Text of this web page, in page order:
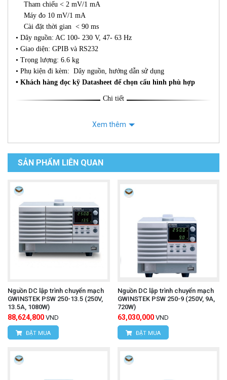
Tham chiếu < 2 mV/1 mA
Máy đo 10 mV/1 mA
Cài đặt thời gian < 90 ms
• Dây nguồn: AC 100- 230 V, 47- 63 Hz
• Giao diện: GPIB và RS232
• Trọng lượng: 6.6 kg
• Phụ kiện đi kèm: Dây nguồn, hướng dẫn sử dụng
• Khách hàng đọc kỹ Datasheet để chọn cấu hình phù hợp
Chi tiết
Xem thêm
SẢN PHẨM LIÊN QUAN
Nguồn DC lập trình chuyển mạch
GWINSTEK PSW 250-13.5 (250V,
13.5A, 1080W)
88,624,800 VND
ĐẶT MUA
Nguồn DC lập trình chuyển mạch
GWINSTEK PSW 250-9 (250V, 9A,
720W)
63,030,000 VND
ĐẶT MUA